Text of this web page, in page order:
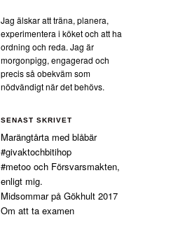
Jag älskar att träna, planera,
experimentera i köket och att ha
ordning och reda. Jag är
morgonpigg, engagerad och
precis så obekväm som
nödvändigt när det behövs.
SENAST SKRIVET
Marängtårta med blåbär
#givaktochbitihop
#metoo och Försvarsmakten,
enligt mig.
Midsommar på Gökhult 2017
Om att ta examen